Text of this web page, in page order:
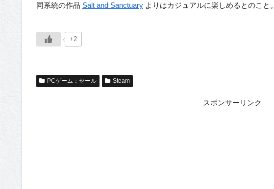
同系統の作品 Salt and Sanctuary よりはカジュアルに楽しめるとのこと。
+2
PCゲーム：セール Steam
スポンサーリンク